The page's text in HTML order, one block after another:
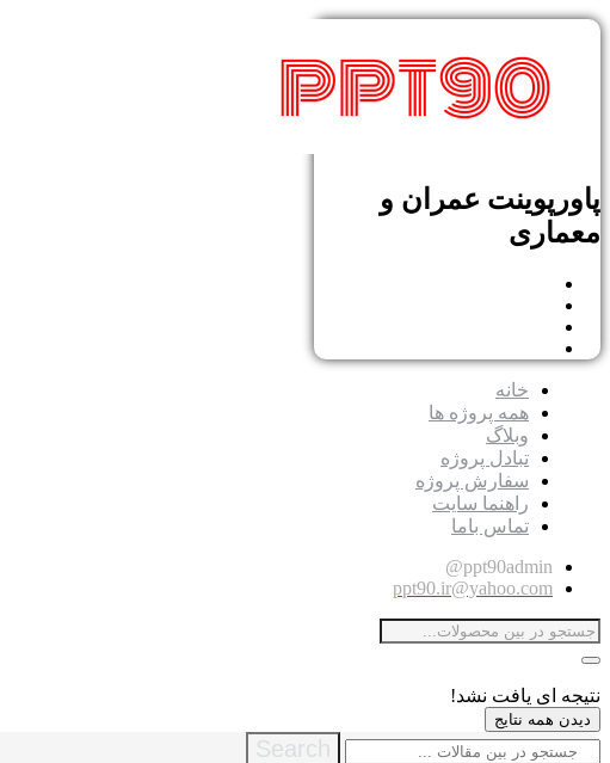
پاورپوینت عمران و
معماری
خانه
همه پروژه ها
وبلاگ
تبادل پروژه
سفارش پروژه
راهنما سایت
تماس باما
ppt90admin@
ppt90.ir@yahoo.com
نتیجه ای یافت نشد!
دیدن همه نتایج
Search